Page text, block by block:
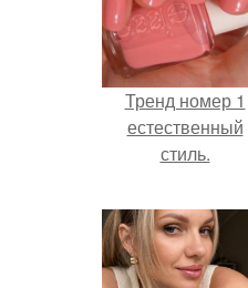
Тренд номер 1
естественный
стиль.